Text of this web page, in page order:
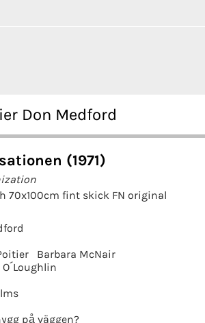
Don Medford
(1971)
70x100cm fint skick FN original
Barbara McNair
på väggen?